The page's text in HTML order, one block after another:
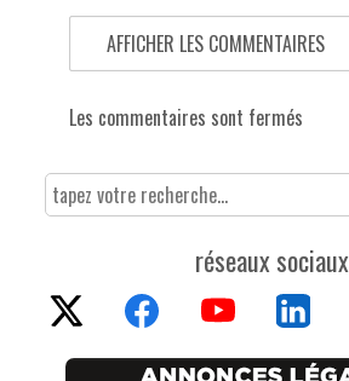
AFFICHER LES COMMENTAIRES
Les commentaires sont fermés
réseaux sociaux